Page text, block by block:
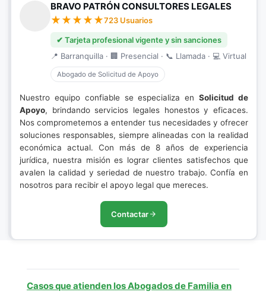
BRAVO PATRÓN CONSULTORES LEGALES
723 Usuarios
✔ Tarjeta profesional vigente y sin sanciones
📍 Barranquilla · 🏢 Presencial · 📞 Llamada · 💻 Virtual
Abogado de Solicitud de Apoyo
Nuestro equipo confiable se especializa enSolicitud de
Apoyo, brindando servicios legales honestos y eficaces.
Nos comprometemos a entender tus necesidades y ofrecer
soluciones responsables, siempre alineadas con la realidad
económica actual. Con más de 8 años de experiencia
jurídica, nuestra misión es lograr clientes satisfechos que
avalen la calidad y seriedad de nuestro trabajo. Confía en
nosotros para recibir el apoyo legal que mereces.
Contactar
Casos que atienden los Abogados de Familia en